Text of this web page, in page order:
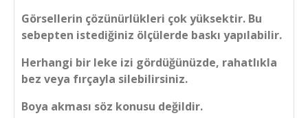
Görsellerin çözünürlükleri çok yüksektir. Bu
sebepten istediğiniz ölçülerde baskı yapılabilir.
Herhangi bir leke izi gördüğünüzde, rahatlıkla
bez veya fırçayla silebilirsiniz.
Boya akması söz konusu değildir.